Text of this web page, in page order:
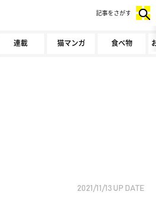
連載 猫マンガ 食べ物
記事をさがす
2021/11/13 UP DATE